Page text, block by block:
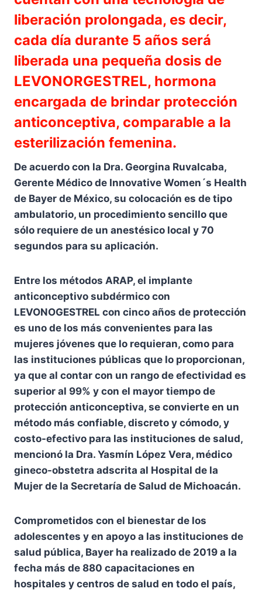
liberación prolongada, es decir,
cada día durante 5 años será
liberada una pequeña dosis de
LEVONORGESTREL, hormona
encargada de brindar protección
anticonceptiva, comparable a la
esterilización femenina.
De acuerdo con la Dra. Georgina Ruvalcaba,
Gerente Médico de Innovative Women´s Health
de Bayer de México, su colocación es de tipo
ambulatorio, un procedimiento sencillo que
sólo requiere de un anestésico local y 70
segundos para su aplicación.
Entre los métodos ARAP, el implante
anticonceptivo subdérmico con
LEVONOGESTREL con cinco años de protección
es uno de los más convenientes para las
mujeres jóvenes que lo requieran, como para
las instituciones públicas que lo proporcionan,
ya que al contar con un rango de efectividad es
superior al 99% y con el mayor tiempo de
protección anticonceptiva, se convierte en un
método más confiable, discreto y cómodo, y
costo-efectivo para las instituciones de salud,
mencionó la Dra. Yasmín López Vera, médico
gineco-obstetra adscrita al Hospital de la
Mujer de la Secretaría de Salud de Michoacán.
Comprometidos con el bienestar de los
adolescentes y en apoyo a las instituciones de
salud pública, Bayer ha realizado de 2019 a la
fecha más de 880 capacitaciones en
hospitales y centros de salud en todo el país,